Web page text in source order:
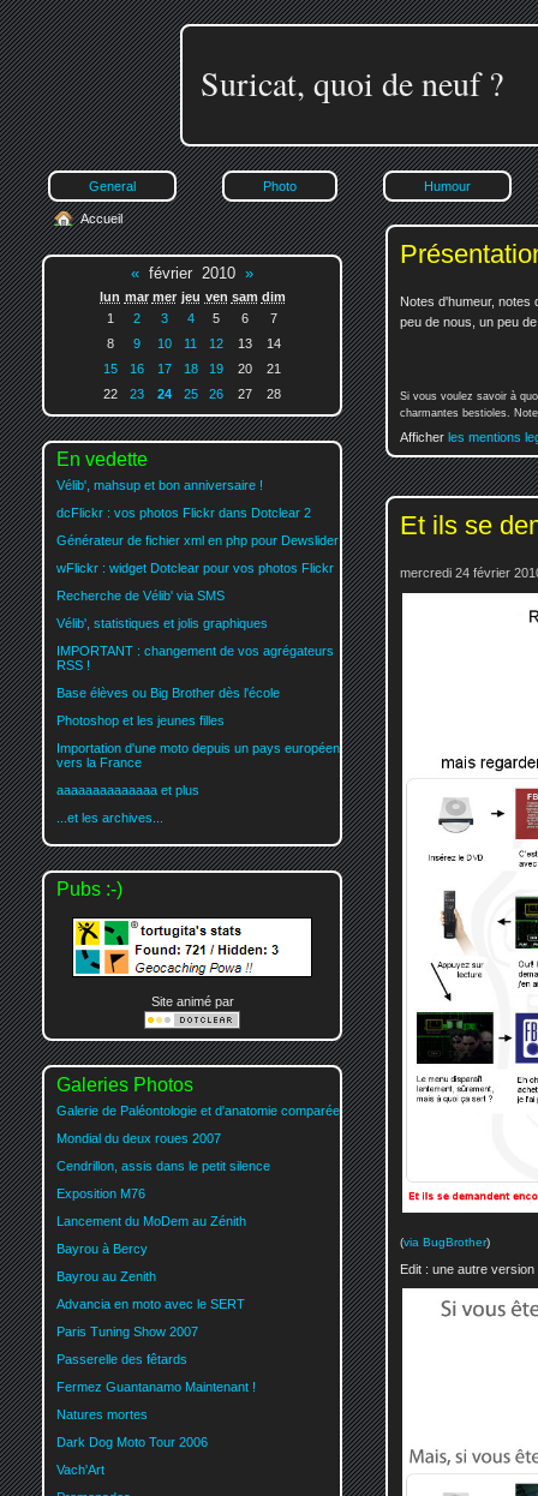
Suricat, quoi de neuf ?
General Photo Humour
Notes d'humeur, notes
peu de nous, un peu
Si vous voulez savoir à
charmantes bestioles.
Afficher les mentions
Et ils se
mercredi 24 février
(via BugBrother)
Edit : une autre
Accueil
« février 2010 »
lun mar mer jeu ven sam dim
1
2 3 4 5 6
7
8
9 10 11 12 13
14
15
16 17 18 19 20
21
22
23 24 25 26 27 28
En vedette
Vélib', mahsup et bon anniversaire !
dcFlickr : vos photos Flickr dans Dotclear 2
Générateur de fichier xml en php pour Dewslider
wFlickr : widget Dotclear pour vos photos Flickr
Recherche de Vélib' via SMS
Vélib', statistiques et jolis graphiques
IMPORTANT : changement de vos agrégateurs
RSS !
Base élèves ou Big Brother dès l'école
Photoshop et les jeunes filles
Importation d'une moto depuis un pays européen
vers la France
aaaaaaaaaaaaaa et plus
...et les archives...
Pubs :-)
Site animé par
Galeries Photos
Galerie de Paléontologie et d'anatomie comparée
Mondial du deux roues 2007
Cendrillon, assis dans le petit silence
Exposition M76
Lancement du MoDem au Zénith
Bayrou à Bercy
Bayrou au Zenith
Advancia en moto avec le SERT
Paris Tuning Show 2007
Passerelle des fêtards
Fermez Guantanamo Maintenant !
Natures mortes
Dark Dog Moto Tour 2006
Vach'Art